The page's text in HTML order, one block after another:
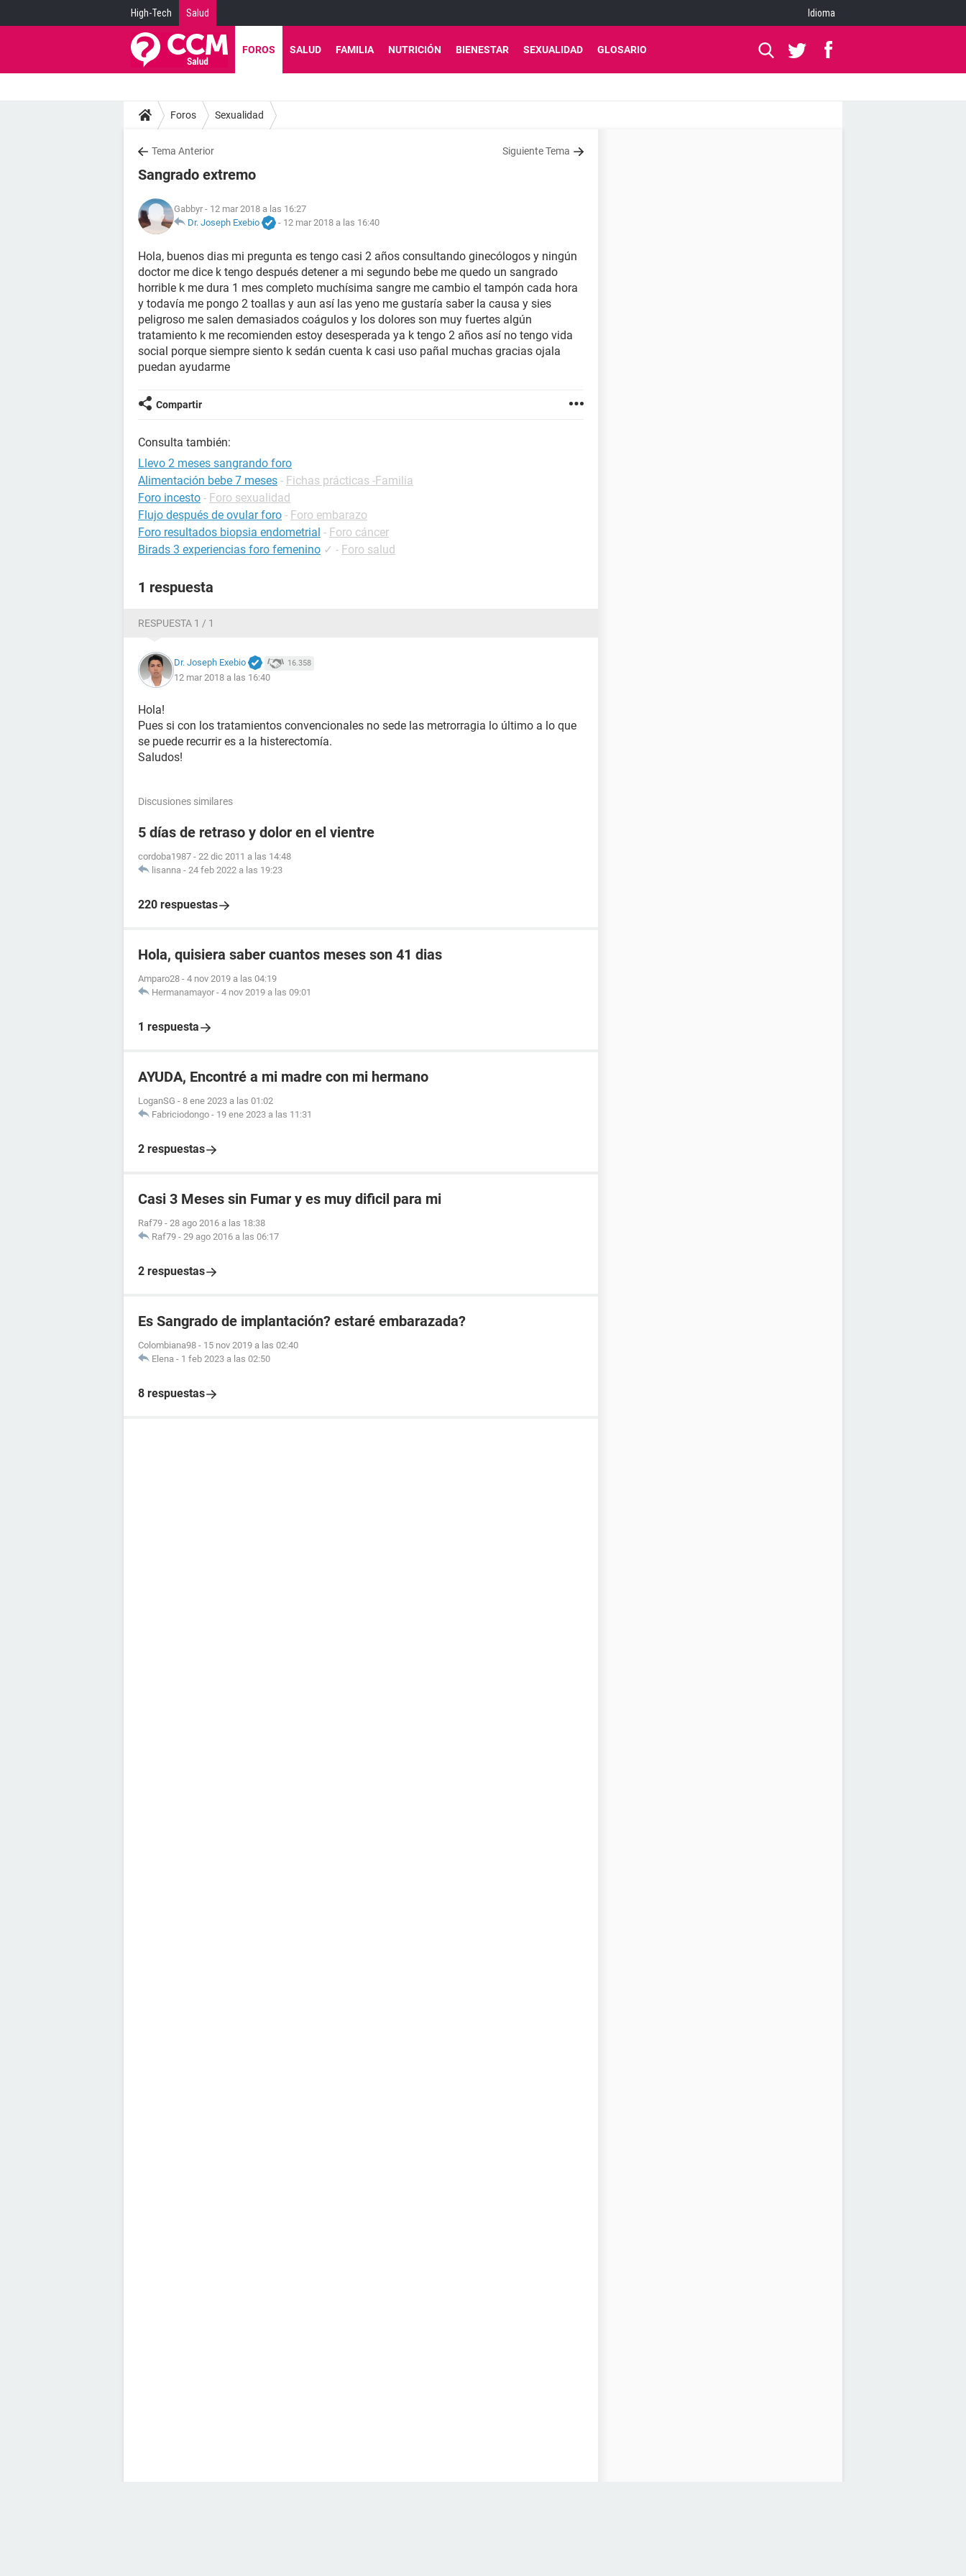
High-Tech Salud Idioma
FOROS SALUD FAMILIA NUTRICIÓN BIENESTAR SEXUALIDAD GLOSARIO
Foros Sexualidad
Tema Anterior Siguiente Tema
Sangrado extremo
Gabbyr - 12 mar 2018 a las 16:27
Dr. Joseph Exebio
- 12 mar 2018 a las 16:40
Hola, buenos dias mi pregunta es tengo casi 2 años consultando ginecólogos y ningún
doctor me dice k tengo después detener a mi segundo bebe me quedo un sangrado
horrible k me dura 1 mes completo muchísima sangre me cambio el tampón cada hora
y todavía me pongo 2 toallas y aun así las yeno me gustaría saber la causa y sies
peligroso me salen demasiados coágulos y los dolores son muy fuertes algún
tratamiento k me recomienden estoy desesperada ya k tengo 2 años así no tengo vida
social porque siempre siento k sedán cuenta k casi uso pañal muchas gracias ojala
puedan ayudarme
Compartir
Consulta también:
Llevo 2 meses sangrando foro
Alimentación bebe 7 meses - Fichas prácticas -Familia
Foro incesto - Foro sexualidad
Flujo después de ovular foro - Foro embarazo
Foro resultados biopsia endometrial - Foro cáncer
Birads 3 experiencias foro femenino ✓ - Foro salud
1 respuesta
RESPUESTA 1 / 1
Dr. Joseph Exebio 16.358
12 mar 2018 a las 16:40
Hola!
Pues si con los tratamientos convencionales no sede las metrorragia lo último a lo que
se puede recurrir es a la histerectomía.
Saludos!
Discusiones similares
5 días de retraso y dolor en el vientre
cordoba1987 - 22 dic 2011 a las 14:48
lisanna - 24 feb 2022 a las 19:23
220 respuestas
Hola, quisiera saber cuantos meses son 41 dias
Amparo28 - 4 nov 2019 a las 04:19
Hermanamayor - 4 nov 2019 a las 09:01
1 respuesta
AYUDA, Encontré a mi madre con mi hermano
LoganSG - 8 ene 2023 a las 01:02
Fabriciodongo - 19 ene 2023 a las 11:31
2 respuestas
Casi 3 Meses sin Fumar y es muy dificil para mi
Raf79 - 28 ago 2016 a las 18:38
Raf79 - 29 ago 2016 a las 06:17
2 respuestas
Es Sangrado de implantación? estaré embarazada?
Colombiana98 - 15 nov 2019 a las 02:40
Elena - 1 feb 2023 a las 02:50
8 respuestas